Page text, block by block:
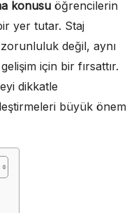
konusu öğrencilerin
yer tutar. Staj
değil, aynı
için bir fırsattır.
dikkatle
büyük önem